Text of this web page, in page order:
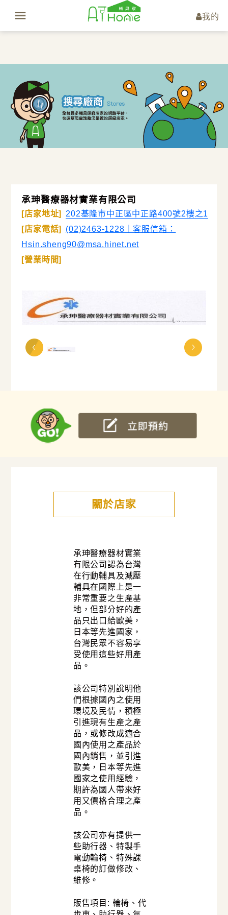
我的
承珅醫療器材實業有限公司
[店家地址]
202基隆市中正區中正路400號2樓之1
[店家電話]
(02)2463-1228｜客服信箱：
Hsin.sheng90@msa.hinet.net
[營業時間]
關於店家
承珅醫療器材實業
有限公司認為台灣
在行動輔具及減壓
輔具在國際上是一
非常重要之生產基
地，但部分好的產
品只出口給歐美，
日本等先進國家，
台灣民眾不容易享
受使用這些好用產
品。
該公司特別說明他
們根據國內之使用
環境及民情，積極
引進現有生產之產
品，或修改成適合
國內使用之產品於
國內銷售，並引進
歐美，日本等先進
國家之使用經驗，
期許為國人帶來好
用又價格合理之產
品。
該公司亦有提供一
些助行器、特製手
電動輪椅、特殊課
桌椅的訂做修改、
維修。
販售項目: 輪椅、代